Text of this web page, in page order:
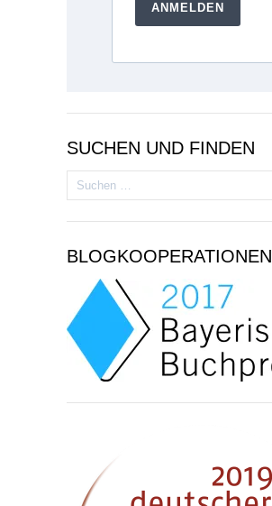
ANMELDEN
SUCHEN UND FINDEN
Suchen
nach:
BLOGKOOPERATIONEN